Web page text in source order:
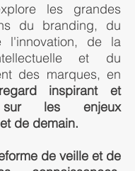
les grandes
du branding, du
l'innovation, de la
et du
des marques, en
inspirant et
sur les enjeux
de demain.
de veille et de